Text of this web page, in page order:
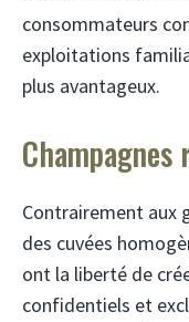
consommateurs
exploitations
plus avantageux.
Contrairement aux
des cuvées
ont la liberté de
confidentiels et